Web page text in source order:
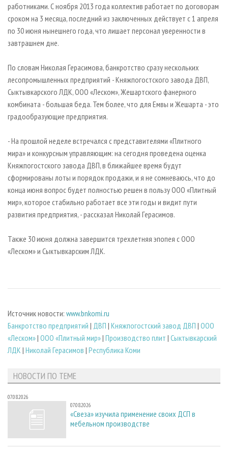
ИНСТРУМЕНТ И МАТЕРИАЛЫ
БИБЛИОТЕКА СПЕЦИАЛИСТА
работниками. С ноября 2013 года коллектив работает по договорам
сроком на 3 месяца, последний из заключенных действует с 1 апреля
по 30 июня нынешнего года, что лишает персонал уверенности в
завтрашнем дне.
По словам Николая Герасимова, банкротство сразу нескольких
лесопромышленных предприятий - Княжпогостского завода ДВП,
Сыктывкарского ЛДК, ООО «Леском», Жешартского фанерного
комбината - большая беда. Тем более, что для Емвы и Жешарта - это
градообразующие предприятия.
- На прошлой неделе встречался с представителями «Плитного
мира» и конкурсным управляющим: на сегодня проведена оценка
Княжпогостского завода ДВП, в ближайшее время будут
сформированы лоты и порядок продажи, и я не сомневаюсь, что до
конца июня вопрос будет полностью решен в пользу ООО «Плитный
мир», которое стабильно работает все эти годы и видит пути
развития предприятия, - рассказал Николай Герасимов.
Также 30 июня должна завершится трехлетняя эпопея с ООО
«Леском» и Сыктывкарским ЛДК.
Источник новости: www.bnkomi.ru
Банкротство предприятий | ДВП | Княжпогостский завод ДВП | ООО
«Леском»| ООО «Плитный мир»| Производство плит | Сыктывкарский
ЛДК | Николай Герасимов | Республика Коми
НОВОСТИ ПО ТЕМЕ
07.08.2026
07.08.2026
«Свеза» изучила применение своих ДСП в
мебельном производстве